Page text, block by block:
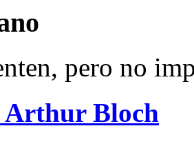
pero no
Arthur Bloch